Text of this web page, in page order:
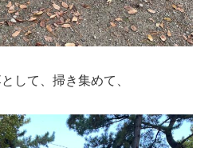
して、掃き集めて、